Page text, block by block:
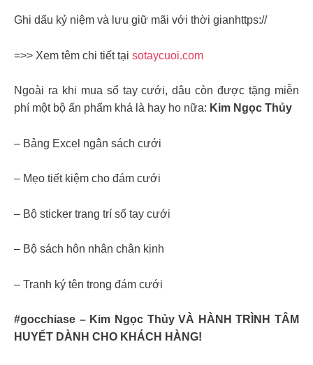
Ghi dấu kỷ niệm và lưu giữ mãi với thời gianhttps://
=>> Xem têm chi tiết tại sotaycuoi.com
Ngoài ra khi mua sổ tay cưới, dâu còn được tặng miễn
phí một bộ ấn phẩm khá là hay ho nữa: Kim Ngọc Thủy
– Bảng Excel ngân sách cưới
– Mẹo tiết kiệm cho đám cưới
– Bộ sticker trang trí sổ tay cưới
– Bộ sách hôn nhân chân kinh
– Tranh ký tên trong đám cưới
#gocchiase – Kim Ngọc Thủy VÀ HÀNH TRÌNH TÂM
HUYẾT DÀNH CHO KHÁCH HÀNG!